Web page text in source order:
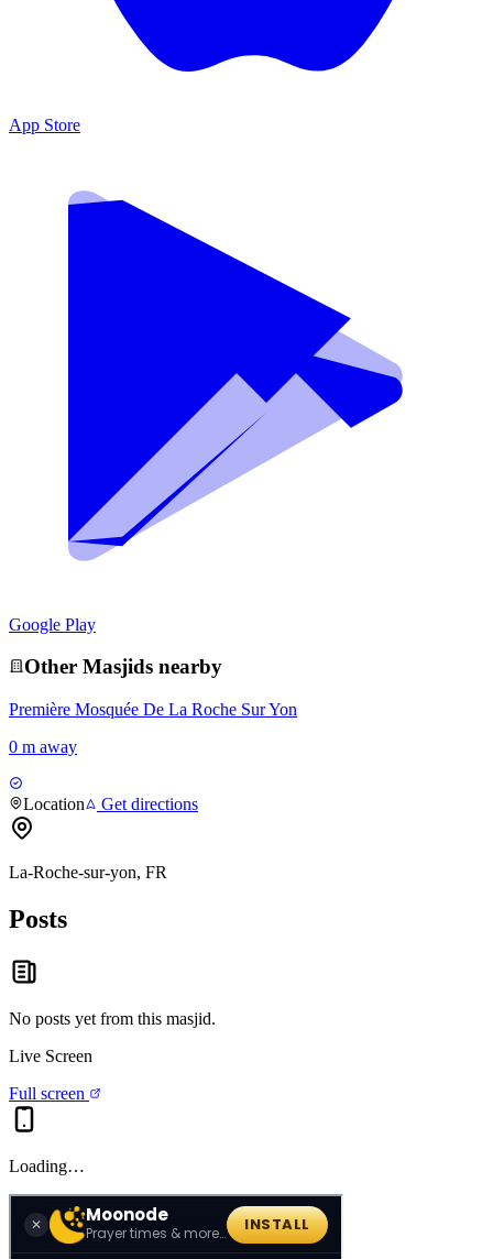
App Store
Google Play
Other Masjids nearby
Première Mosquée De La Roche Sur Yon
0 m away
Location Get directions
La-Roche-sur-yon, FR
Posts
No posts yet from this masjid.
Live Screen
Full screen
Loading…